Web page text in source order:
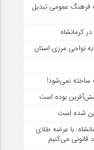
فرهنگ عمومی تبدیل
کرمانشاه
به نواحی مرزی استان
ساخته نمی‌شود!
بوده است
شده است
استاندارد کرمانشاه: با عرضه طلای
قانونی می‌کنیم